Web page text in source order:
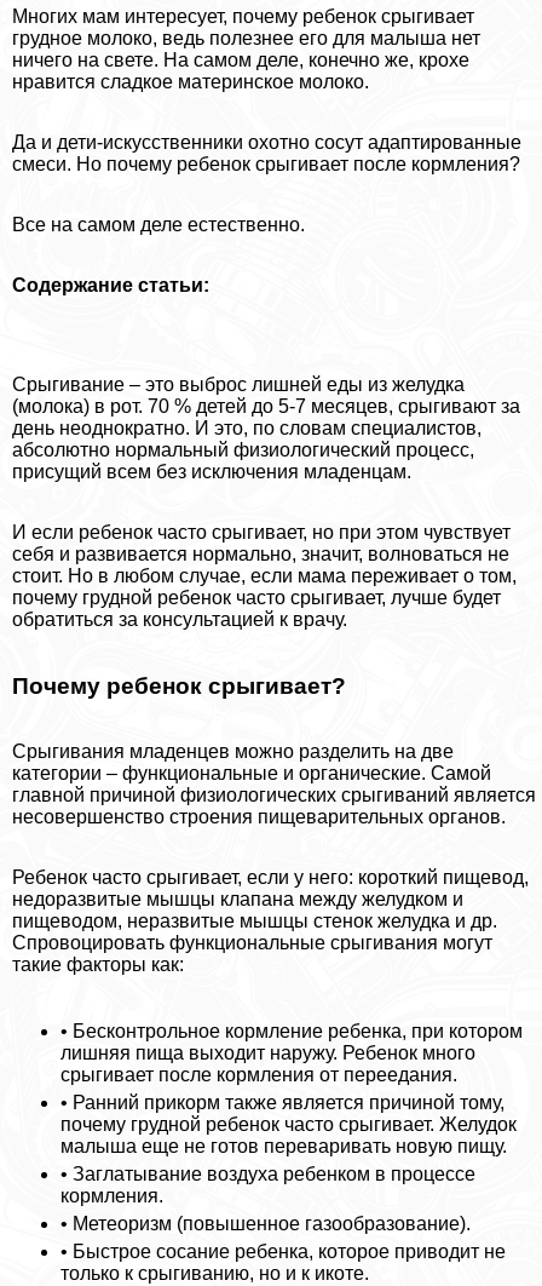
Многих мам интересует, почему ребенок срыгивает
грудное молоко, ведь полезнее его для малыша нет
ничего на свете. На самом деле, конечно же, крохе
нравится сладкое материнское молоко.
Да и дети-искусственники охотно сосут адаптированные
смеси. Но почему ребенок срыгивает после кормления?
Все на самом деле естественно.
Содержание статьи:
Срыгивание – это выброс лишней еды из желудка
(молока) в рот. 70 % детей до 5-7 месяцев, срыгивают за
день неоднократно. И это, по словам специалистов,
абсолютно нормальный физиологический процесс,
присущий всем без исключения младенцам.
И если ребенок часто срыгивает, но при этом чувствует
себя и развивается нормально, значит, волноваться не
стоит. Но в любом случае, если мама переживает о том,
почему грудной ребенок часто срыгивает, лучше будет
обратиться за консультацией к врачу.
Почему ребенок срыгивает?
Срыгивания младенцев можно разделить на две
категории – функциональные и органические. Самой
главной причиной физиологических срыгиваний является
несовершенство строения пищеварительных органов.
Ребенок часто срыгивает, если у него: короткий пищевод,
недоразвитые мышцы клапана между желудком и
пищеводом, неразвитые мышцы стенок желудка и др.
Спровоцировать функциональные срыгивания могут
такие факторы как:
• Бесконтрольное кормление ребенка, при котором
лишняя пища выходит наружу. Ребенок много
срыгивает после кормления от переедания.
• Ранний прикорм также является причиной тому,
почему грудной ребенок часто срыгивает. Желудок
малыша еще не готов переваривать новую пищу.
• Заглатывание воздуха ребенком в процессе
кормления.
• Метеоризм (повышенное газообразование).
• Быстрое сосание ребенка, которое приводит не
только к срыгиванию, но и к икоте.